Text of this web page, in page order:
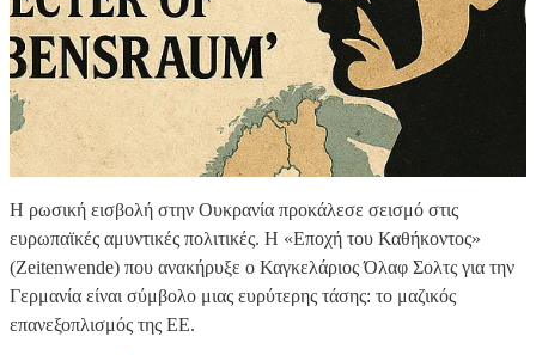
Η ρωσική εισβολή στην Ουκρανία προκάλεσε σεισμό στις
ευρωπαϊκές αμυντικές πολιτικές. Η «Εποχή του Καθήκοντος»
(Zeitenwende) που ανακήρυξε ο Καγκελάριος Όλαφ Σολτς για την
Γερμανία είναι σύμβολο μιας ευρύτερης τάσης: το μαζικός
επανεξοπλισμός της ΕΕ.